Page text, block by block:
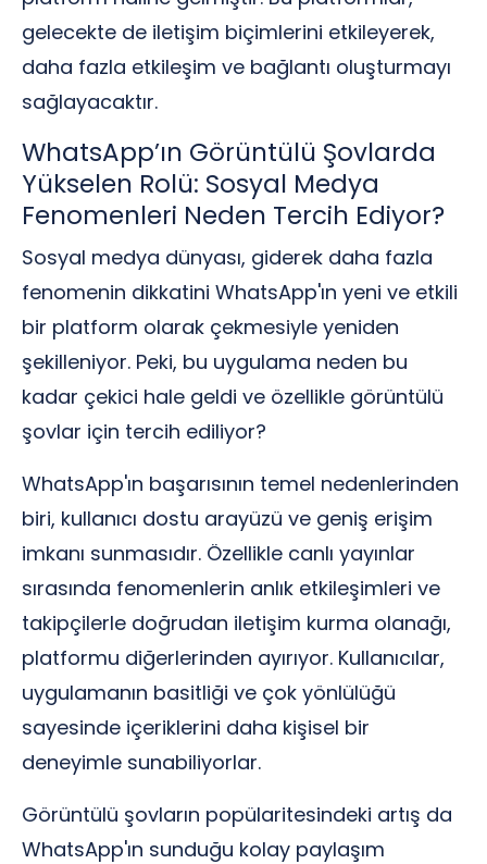
gelecekte de iletişim biçimlerini etkileyerek,
daha fazla etkileşim ve bağlantı oluşturmayı
sağlayacaktır.
WhatsApp’ın Görüntülü Şovlarda
Yükselen Rolü: Sosyal Medya
Fenomenleri Neden Tercih Ediyor?
Sosyal medya dünyası, giderek daha fazla
fenomenin dikkatini WhatsApp'ın yeni ve etkili
bir platform olarak çekmesiyle yeniden
şekilleniyor. Peki, bu uygulama neden bu
kadar çekici hale geldi ve özellikle görüntülü
şovlar için tercih ediliyor?
WhatsApp'ın başarısının temel nedenlerinden
biri, kullanıcı dostu arayüzü ve geniş erişim
imkanı sunmasıdır. Özellikle canlı yayınlar
sırasında fenomenlerin anlık etkileşimleri ve
takipçilerle doğrudan iletişim kurma olanağı,
platformu diğerlerinden ayırıyor. Kullanıcılar,
uygulamanın basitliği ve çok yönlülüğü
sayesinde içeriklerini daha kişisel bir
deneyimle sunabiliyorlar.
Görüntülü şovların popülaritesindeki artış da
WhatsApp'ın sunduğu kolay paylaşım